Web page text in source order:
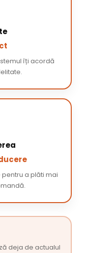
îți acordă
a plăti mai
deja de actualul